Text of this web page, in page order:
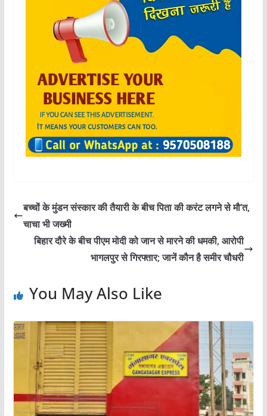
बच्चों के मुंडन संस्कार की तैयारी के बीच पिता की करंट लगने से मौ’त,
चाचा भी जख्मी
बिहार दौरे के बीच पीएम मोदी को जान से मारने की धमकी, आरोपी
भागलपुर से गिरफ्तार; जानें कौन है समीर चौधरी
You May Also Like